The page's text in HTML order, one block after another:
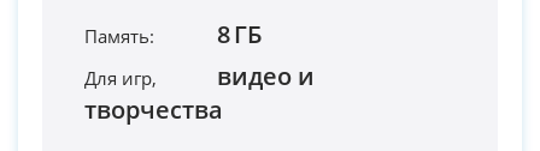
Память: 8 ГБ
Для игр,
видео и
творчества